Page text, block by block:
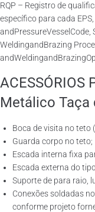
RQP – Registro de
específico para cada
WeldingandBrazing
ACESSÓRIOS
Metálico Taça
Boca de visita no teto
Guarda corpo no teto;
Escada interna fixa
Escada externa do
Suporte de para raio,
Conexões soldadas
conforme projeto